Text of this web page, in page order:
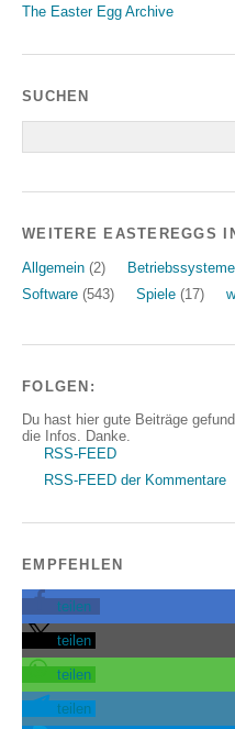
The Easter Egg Archive
SUCHEN
WEITERE EASTEREGGS
Allgemein (2) Betriebssysteme
Software (543) Spiele (17)
FOLGEN:
Du hast hier gute Beiträge
die Infos. Danke.
RSS-FEED
RSS-FEED der Kommentare
EMPFEHLEN
teilen
teilen
teilen
teilen